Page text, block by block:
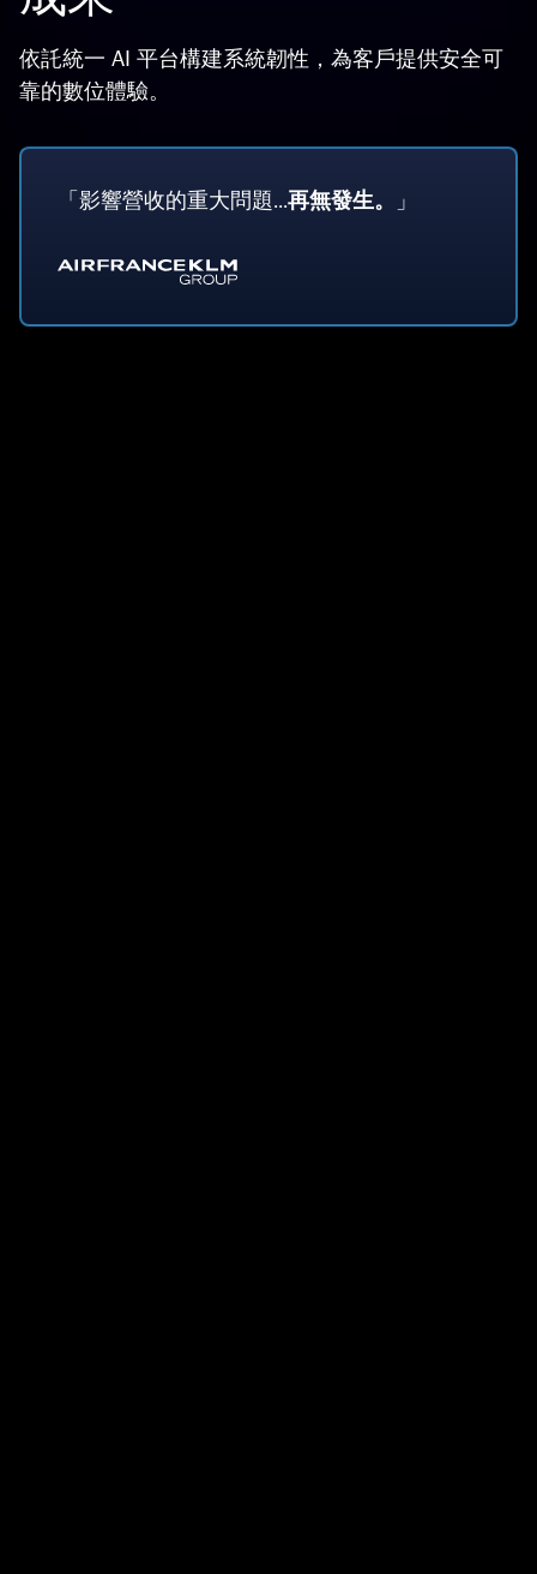
依託統一 AI 平台構建系統韌性，為客戶提供安全可
靠的數位體驗。
「影響營收的重大問題...再無發生。 」